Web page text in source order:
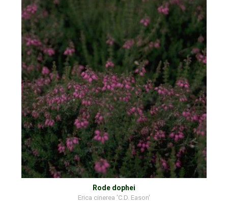
Rode dophei
Erica cinerea 'C.D. Eason'